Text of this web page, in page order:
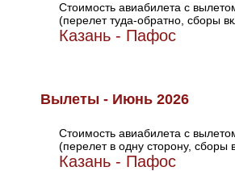
Стоимость авиабилета с
(перелет туда-обратно, сборы
Казань - Пафос
Вылеты - Июнь 2026
Стоимость авиабилета с
(перелет в одну сторону, сборы
Казань - Пафос